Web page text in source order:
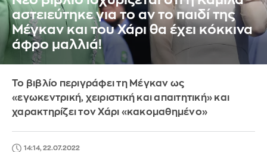
αστειεύτηκε για το αν το παιδί της
Μέγκαν και του Χάρι θα έχει κόκκινα
άφρο μαλλιά!
Το βιβλίο περιγράφει τη Μέγκαν ως
«εγωκεντρική, χειριστική και απαιτητική» και
χαρακτηρίζει τον Χάρι «κακομαθημένο»
14:14, 22.07.2022